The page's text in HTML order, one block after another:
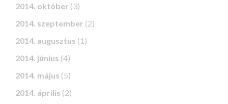
2014. október (3)
2014. szeptember (2)
2014. augusztus (1)
2014. június (4)
2014. május (5)
2014. április (2)